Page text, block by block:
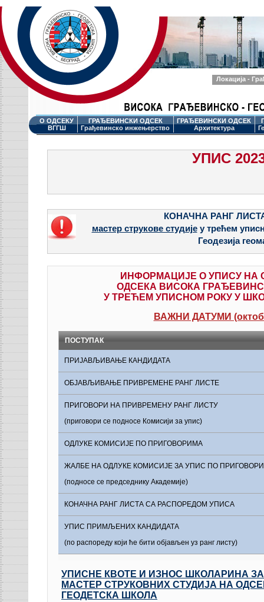
Локација -
О ОДСЕКУ
ВГГШ
ГРАЂЕВИНСКИ ОДСЕК
Грађевинско инжењерство
ГРАЂЕВИНСКИ ОДСЕК
Архитектура
УПИС
КОНАЧНА РАНГ
мастер струкове студијеу трећем
Геодезија
ИНФОРМАЦИЈЕ О УПИСУ НА
ОДСЕКА ВИСОКА
У ТРЕЋЕМ УПИСНОМ РОКУ У
ВАЖНИ ДАТУМИ
ПОСТУПАК
ПРИЈАВЉИВАЊЕ КАНДИДАТА
ОБЈАВЉИВАЊЕ ПРИВРЕМЕНЕ РАНГ ЛИСТЕ
ПРИГОВОРИ НА ПРИВРЕМЕНУ РАНГ ЛИСТУ
(приговори се подносе Комисији за упис)
ОДЛУКЕ КОМИСИЈЕ ПО ПРИГОВОРИМА
ЖАЛБЕ НА ОДЛУКЕ КОМИСИЈЕ ЗА УПИС ПО
(подносе се председнику Академије)
КОНАЧНА РАНГ ЛИСТА СА РАСПОРЕДОМ УПИСА
УПИС ПРИМЉЕНИХ КАНДИДАТА
(по распореду који ће бити објављен уз ранг листу)
УПИСНЕ КВОТЕ И ИЗНОС ШКОЛАРИНА
МАСТЕР СТРУКОВНИХ СТУДИЈА НА
ГЕОДЕТСКА ШКОЛА